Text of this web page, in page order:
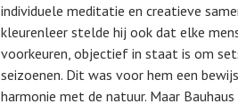
individuele meditatie en creatieve
kleurenleer stelde hij ook dat elke
voorkeuren, objectief in staat is om
seizoenen. Dit was voor hem een
harmonie met de natuur. Maar